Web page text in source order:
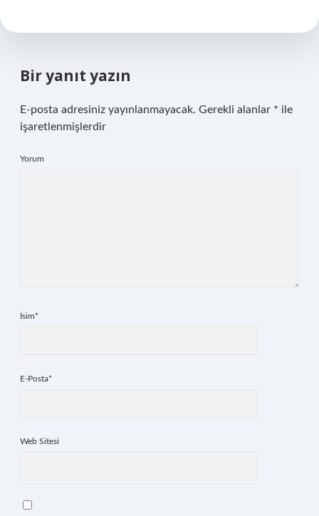
Bir yanıt yazın
E-posta adresiniz yayınlanmayacak. Gerekli alanlar * ile
işaretlenmişlerdir
Yorum
İsim*
E-Posta*
Web Sitesi